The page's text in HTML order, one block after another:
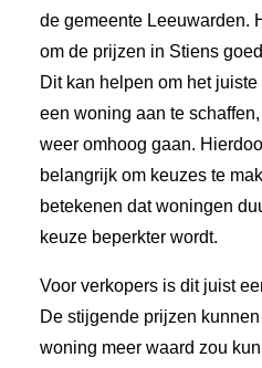
de gemeente Leeuwarden.
om de prijzen in Stiens
Dit kan helpen om het
een woning aan te
weer omhoog gaan.
belangrijk om keuzes te
betekenen dat woningen
keuze beperkter wordt.
Voor verkopers is dit juist
De stijgende prijzen
woning meer waard zou